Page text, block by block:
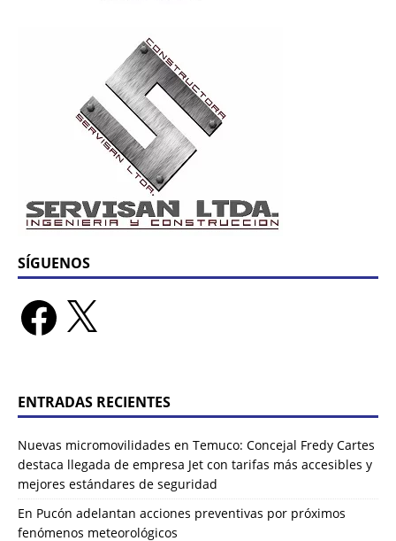
SÍGUENOS
ENTRADAS RECIENTES
Nuevas micromovilidades en Temuco: Concejal Fredy Cartes
destaca llegada de empresa Jet con tarifas más accesibles y
mejores estándares de seguridad
En Pucón adelantan acciones preventivas por próximos
fenómenos meteorológicos